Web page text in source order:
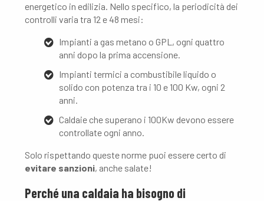
energetico in edilizia. Nello specifico, la periodicità dei
controlli varia tra 12 e 48 mesi:
Impianti a gas metano o GPL, ogni quattro
anni dopo la prima accensione.
Impianti termici a combustibile liquido o
solido con potenza tra i 10 e 100 Kw, ogni 2
anni.
Caldaie che superano i 100Kw devono essere
controllate ogni anno.
Solo rispettando queste norme puoi essere certo di
evitare sanzioni, anche salate!
Perché una caldaia ha bisogno di